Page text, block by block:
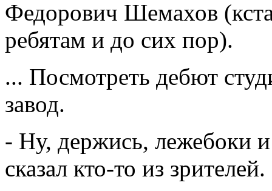
Федорович Шемахов
ребятам и до сих пор).
... Посмотреть дебют
завод.
- Ну, держись, лежебоки
сказал кто-то из зрителей.